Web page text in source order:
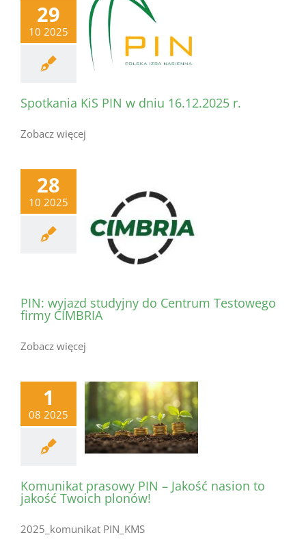
29
10 2025
Spotkania KiS PIN w dniu 16.12.2025 r.
Zobacz więcej
28
10 2025
PIN: wyjazd studyjny do Centrum Testowego
firmy CIMBRIA
Zobacz więcej
1
08 2025
Komunikat prasowy PIN – Jakość nasion to
jakość Twoich plonów!
2025_komunikat PIN_KMS